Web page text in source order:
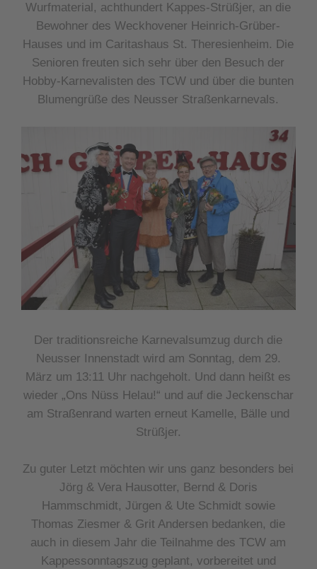
Wurfmaterial, achthundert Kappes-Strüßjer, an die
Bewohner des Weckhovener Heinrich-Grüber-
Hauses und im Caritashaus St. Theresienheim. Die
Senioren freuten sich sehr über den Besuch der
Hobby-Karnevalisten des TCW und über die bunten
Blumengrüße des Neusser Straßenkarnevals.
Der traditionsreiche Karnevalsumzug durch die
Neusser Innenstadt wird am Sonntag, dem 29.
März um 13:11 Uhr nachgeholt. Und dann heißt es
wieder „Ons Nüss Helau!“ und auf die Jeckenschar
am Straßenrand warten erneut Kamelle, Bälle und
Strüßjer.
Zu guter Letzt möchten wir uns ganz besonders bei
Jörg & Vera Hausotter, Bernd & Doris
Hammschmidt, Jürgen & Ute Schmidt sowie
Thomas Ziesmer & Grit Andersen bedanken, die
auch in diesem Jahr die Teilnahme des TCW am
Kappessonntagszug geplant, vorbereitet und